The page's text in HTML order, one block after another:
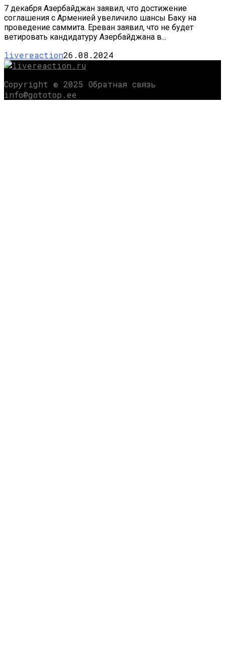
7 декабря Азербайджан заявил, что достижение
соглашения с Арменией увеличило шансы Баку на
проведение саммита. Ереван заявил, что не будет
ветировать кандидатуру Азербайджана в...
livereaction26.08.2024
Copyright © 2025 Обратная связь
info@gototop.ee